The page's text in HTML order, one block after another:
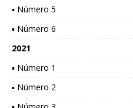
▪ Número 5
▪ Número 6
2021
▪ Número 1
▪ Número 2